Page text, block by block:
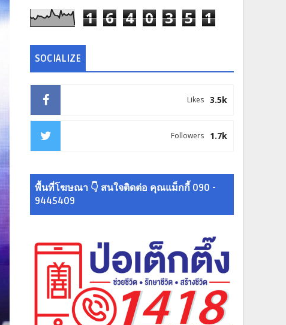
1 6 4 0 3 5 1
SOCIALIZE
3.5k
Likes
1.7k
Followers
พื้นที่โฆษณา 👇 สนใจติดต่อ คุณแม็กกี้ 090 -
9445409